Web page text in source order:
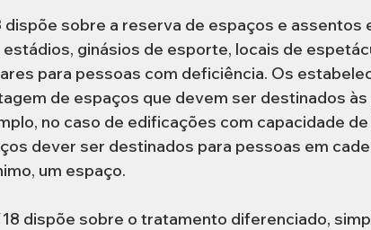
sobre a reserva de espaços e assentos
ginásios de esporte, locais de
para pessoas com deficiência. Os
de espaços que devem ser destinados
no caso de edificações com capacidade
dever ser destinados para pessoas em
um espaço.
dispõe sobre o tratamento diferenciado,